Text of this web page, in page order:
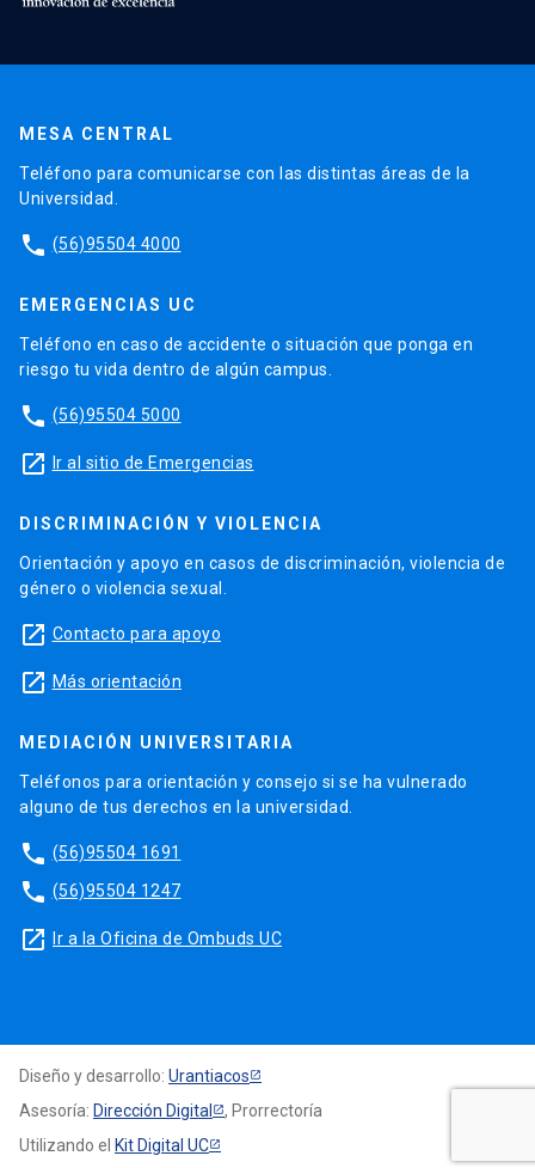
MESA CENTRAL
Teléfono para comunicarse con las distintas áreas de la
Universidad.
phone (56)95504 4000
EMERGENCIAS UC
Teléfono en caso de accidente o situación que ponga en
riesgo tu vida dentro de algún campus.
phone (56)95504 5000
launch Ir al sitio de Emergencias
DISCRIMINACIÓN Y VIOLENCIA
Orientación y apoyo en casos de discriminación, violencia de
género o violencia sexual.
launch Contacto para apoyo
launch Más orientación
MEDIACIÓN UNIVERSITARIA
Teléfonos para orientación y consejo si se ha vulnerado
alguno de tus derechos en la universidad.
phone (56)95504 1691
phone (56)95504 1247
launch Ir a la Oficina de Ombuds UC
Diseño y desarrollo: Urantiacos
Asesoría: Dirección Digital
, Prorrectoría
Utilizando el Kit Digital UC